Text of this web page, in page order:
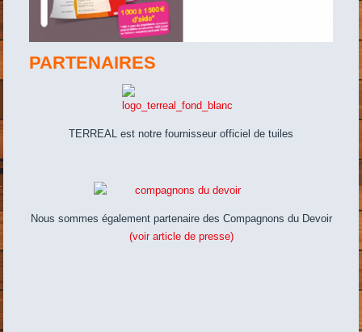
PARTENAIRES
TERREAL est notre fournisseur officiel de tuiles
Nous sommes également partenaire des Compagnons du Devoir
(voir article de presse)